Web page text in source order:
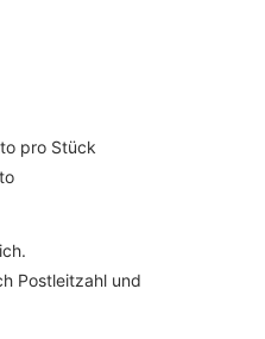
pro Stück
Postleitzahl und